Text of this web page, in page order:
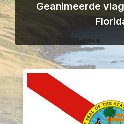
Geanimeerde